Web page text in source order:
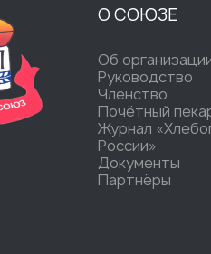
О СОЮЗЕ
Об
Руководство
Членство
Почётный
Журнал
России»
Документы
Партнёры